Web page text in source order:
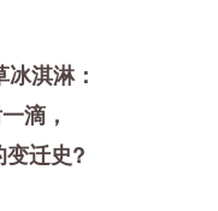
淇淋：
滴，
变迁史?